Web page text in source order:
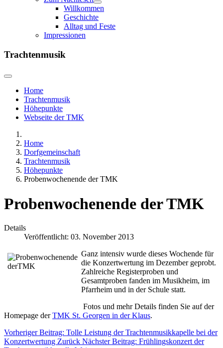
Willkommen
Geschichte
Alltag und Feste
Impressionen
Trachtenmusik
Home
Trachtenmusik
Höhepunkte
Webseite der TMK
Home
Dorfgemeinschaft
Trachtenmusik
Höhepunkte
Probenwochenende der TMK
Probenwochenende der TMK
Details
Veröffentlicht: 03. November 2013
Ganz intensiv wurde dieses Wochende für
die Konzertwertung im Dezember geprobt.
Zahlreiche Registerproben und
Gesamtproben fanden im Musikheim, im
Pfarrheim und in der Schule statt.
Fotos und mehr Details finden Sie auf der
Homepage derTMK St. Georgen in der Klaus.
Vorheriger Beitrag: Tolle Leistung der Trachtenmusikkapelle bei der
Konzertwertung Zurück Nächster Beitrag: Frühlingskonzert der